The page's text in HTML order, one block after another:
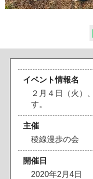
イベント情報名
２月４日（火）
す。
主催
稜線漫歩の会
開催日
2020年2 月 4日